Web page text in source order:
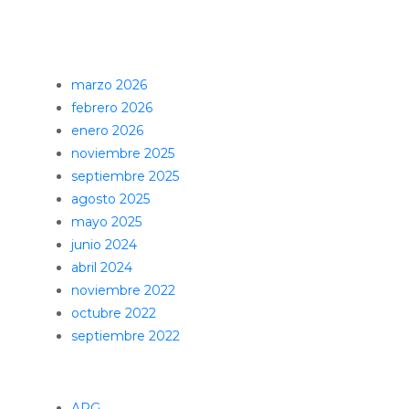
marzo 2026
febrero 2026
enero 2026
noviembre 2025
septiembre 2025
agosto 2025
mayo 2025
junio 2024
abril 2024
noviembre 2022
octubre 2022
septiembre 2022